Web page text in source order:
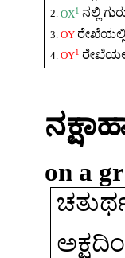
2.OX1 ನಲ್ಲಿ
3.OY ರೇಖೆಯಲ್ಲಿ
4.OY1
on a